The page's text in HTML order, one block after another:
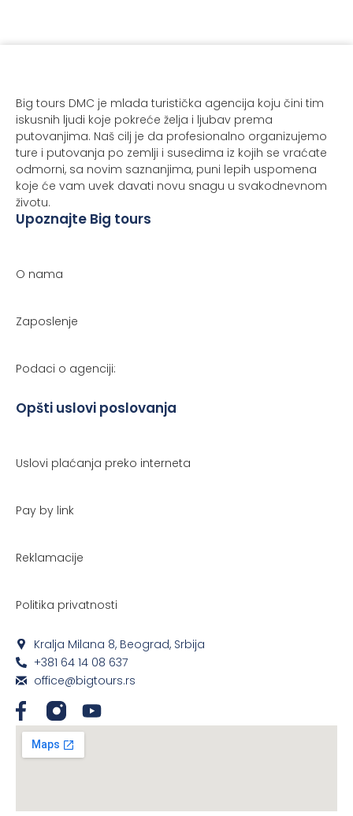
Big tours DMC je mlada turistička agencija koju čini tim
iskusnih ljudi koje pokreće želja i ljubav prema
putovanjima. Naš cilj je da profesionalno organizujemo
ture i putovanja po zemlji i susedima iz kojih se vraćate
odmorni, sa novim saznanjima, puni lepih uspomena
koje će vam uvek davati novu snagu u svakodnevnom
životu.
Upoznajte Big tours
O nama
Zaposlenje
Podaci o agenciji:
Opšti uslovi poslovanja
Uslovi plaćanja preko interneta
Pay by link
Reklamacije
Politika privatnosti
Kralja Milana 8, Beograd, Srbija
+381 64 14 08 637
office@bigtours.rs